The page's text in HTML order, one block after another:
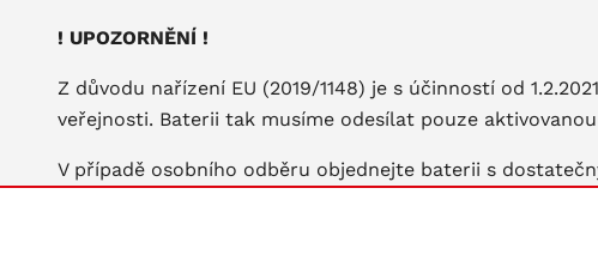
! UPOZORNĚNÍ !
Z důvodu nařízení EU (2019/1148) je s účinností od
veřejnosti. Baterii tak musíme odesílat pouze
V případě osobního odběru objednejte baterii s